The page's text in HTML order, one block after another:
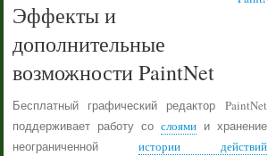
Эффекты и
дополнительные
возможности PaintNet
Бесплатный графический редактор PaintNet
поддерживает работу со слоямии хранение
неограниченной истории действий